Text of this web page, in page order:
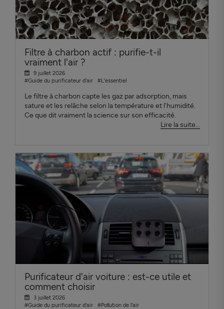
Filtre à charbon actif : purifie-t-il
vraiment l'air ?
9 juillet 2026
#Guide du purificateur d'air
#L'essentiel
Le filtre à charbon capte les gaz par adsorption, mais
sature et les relâche selon la température et l'humidité.
Ce que dit vraiment la science sur son efficacité.
Lire la suite...
Purificateur d'air voiture : est-ce utile et
comment choisir
3 juillet 2026
#Guide du purificateur d'air
#Pollution de l'air